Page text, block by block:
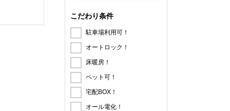
こだわり条件
駐車場利用可！
オートロック！
床暖房！
ペット可！
宅配BOX！
オール電化！